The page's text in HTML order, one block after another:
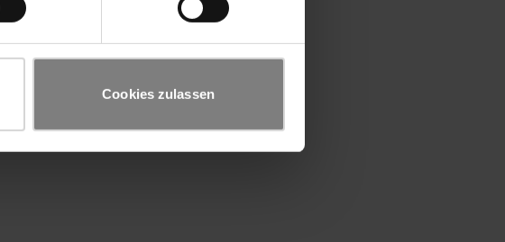
Cookies zulassen